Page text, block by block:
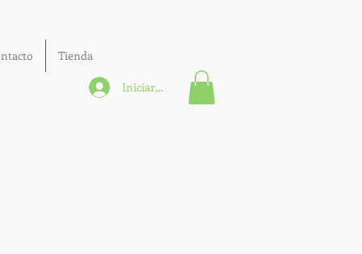
Tienda
Iniciar sesión